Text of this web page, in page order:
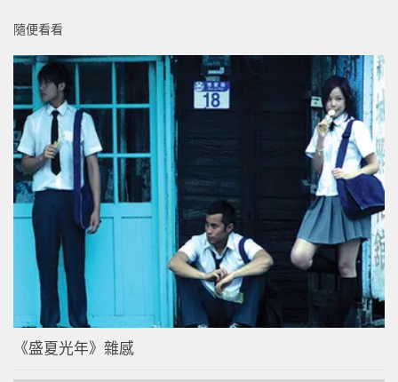
隨便看看
《盛夏光年》雜感